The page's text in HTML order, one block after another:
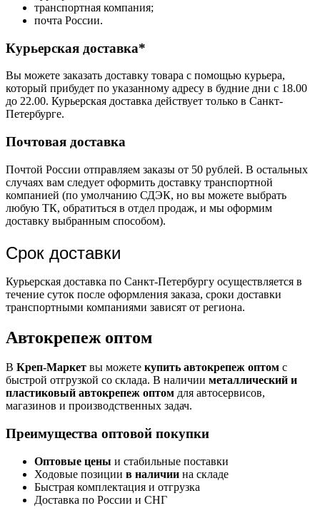
транспортная компания;
почта России.
Курьерская доставка*
Вы можете заказать доставку товара с помощью курьера,
который прибудет по указанному адресу в будние дни с 18.00
до 22.00. Курьерская доставка действует только в Санкт-
Петербурге.
Почтовая доставка
Почтой России отправляем заказы от 50 рублей. В остальных
случаях вам следует оформить доставку транспортной
компанией (по умолчанию СДЭК, но вы можете выбрать
любую ТК, обратиться в отдел продаж, и мы оформим
доставку выбранным способом).
Срок доставки
Курьерская доставка по Санкт-Петербургу осуществляется в
течение суток после оформления заказа, сроки доставки
транспортными компаниями зависят от региона.
Автокрепеж оптом
В Креп-Маркет вы можете купить автокрепеж оптом с
быстрой отгрузкой со склада. В наличии металлический и
пластиковый автокрепеж оптом для автосервисов,
магазинов и производственных задач.
Преимущества оптовой покупки
Оптовые цены и стабильные поставки
Ходовые позиции в наличии на складе
Быстрая комплектация и отгрузка
Доставка по России и СНГ